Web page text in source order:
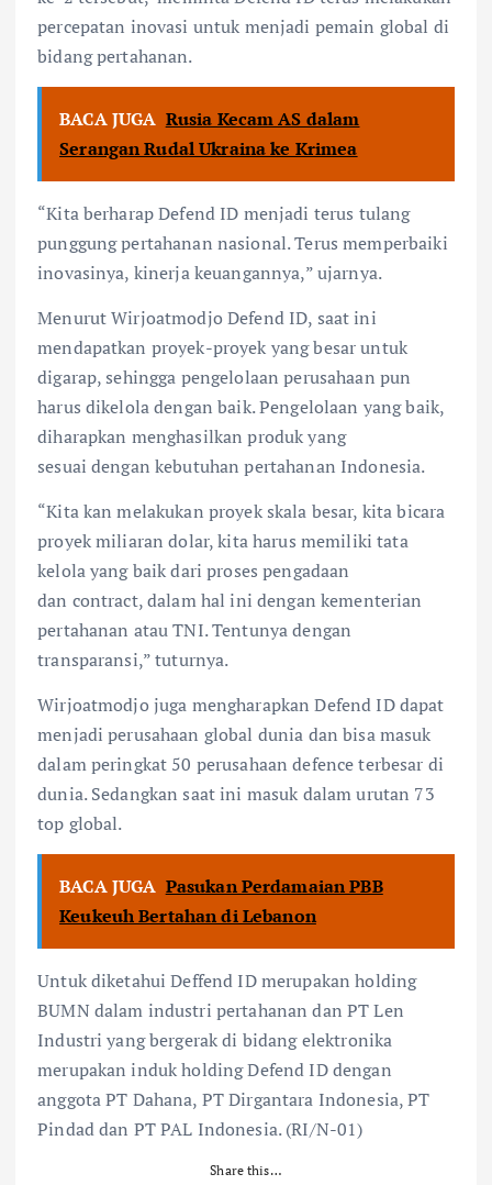
percepatan inovasi untuk menjadi pemain global di
bidang pertahanan.
BACA JUGA Rusia Kecam AS dalam
Serangan Rudal Ukraina ke Krimea
“Kita berharap Defend ID menjadi terus tulang
punggung pertahanan nasional. Terus memperbaiki
inovasinya, kinerja keuangannya,” ujarnya.
Menurut Wirjoatmodjo Defend ID, saat ini
mendapatkan proyek-proyek yang besar untuk
digarap, sehingga pengelolaan perusahaan pun
harus dikelola dengan baik. Pengelolaan yang baik,
diharapkan menghasilkan produk yang
sesuai dengan kebutuhan pertahanan Indonesia.
“Kita kan melakukan proyek skala besar, kita bicara
proyek miliaran dolar, kita harus memiliki tata
kelola yang baik dari proses pengadaan
dan contract, dalam hal ini dengan kementerian
pertahanan atau TNI. Tentunya dengan
transparansi,” tuturnya.
Wirjoatmodjo juga mengharapkan Defend ID dapat
menjadi perusahaan global dunia dan bisa masuk
dalam peringkat 50 perusahaan defence terbesar di
dunia. Sedangkan saat ini masuk dalam urutan 73
top global.
BACA JUGA Pasukan Perdamaian PBB
Keukeuh Bertahan di Lebanon
Untuk diketahui Deffend ID merupakan holding
BUMN dalam industri pertahanan dan PT Len
Industri yang bergerak di bidang elektronika
merupakan induk holding Defend ID dengan
anggota PT Dahana, PT Dirgantara Indonesia, PT
Pindad dan PT PAL Indonesia. (RI/N-01)
Share this…